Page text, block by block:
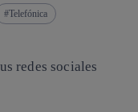
Telefónica
redes sociales